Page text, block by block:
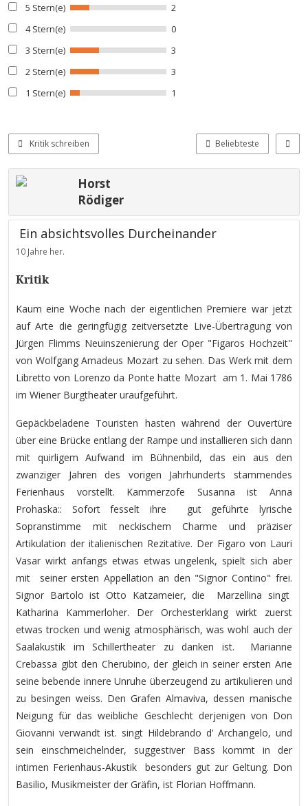
5 Stern(e)
2
4 Stern(e)
0
3 Stern(e)
3
2 Stern(e)
3
1 Stern(e)
1
Kritik schreiben Beliebteste
Horst
Rödiger
Ein absichtsvolles Durcheinander
10 Jahre her.
Kritik
Kaum eine Woche nach der eigentlichen Premiere war jetzt
auf Arte die geringfügig zeitversetzte Live-Übertragung von
Jürgen Flimms Neuinszenierung der Oper "Figaros Hochzeit"
von Wolfgang Amadeus Mozart zu sehen. Das Werk mit dem
Libretto von Lorenzo da Ponte hatte Mozart am 1. Mai 1786
im Wiener Burgtheater uraufgeführt.
Gepäckbeladene Touristen hasten während der Ouvertüre
über eine Brücke entlang der Rampe und installieren sich dann
mit quirligem Aufwand im Bühnenbild, das ein aus den
zwanziger Jahren des vorigen Jahrhunderts stammendes
Ferienhaus vorstellt. Kammerzofe Susanna ist Anna
Prohaska:: Sofort fesselt ihre gut geführte lyrische
Sopranstimme mit neckischem Charme und präziser
Artikulation der italienischen Rezitative. Der Figaro von Lauri
Vasar wirkt anfangs etwas etwas ungelenk, spielt sich aber
mit seiner ersten Appellation an den "Signor Contino" frei.
Signor Bartolo ist Otto Katzameier, die Marzellina singt
Katharina Kammerloher. Der Orchesterklang wirkt zuerst
etwas trocken und wenig atmosphärisch, was wohl auch der
Saalakustik im Schillertheater zu danken ist. Marianne
Crebassa gibt den Cherubino, der gleich in seiner ersten Arie
seine bebende innere Unruhe überzeugend zu artikulieren und
zu besingen weiss. Den Grafen Almaviva, dessen manische
Neigung für das weibliche Geschlecht derjenigen von Don
Giovanni verwandt ist. singt Hildebrando d' Archangelo, und
sein einschmeichelnder, suggestiver Bass kommt in der
intimen Ferienhaus-Akustik besonders gut zur Geltung. Don
Basilio, Musikmeister der Gräfin, ist Florian Hoffmann.